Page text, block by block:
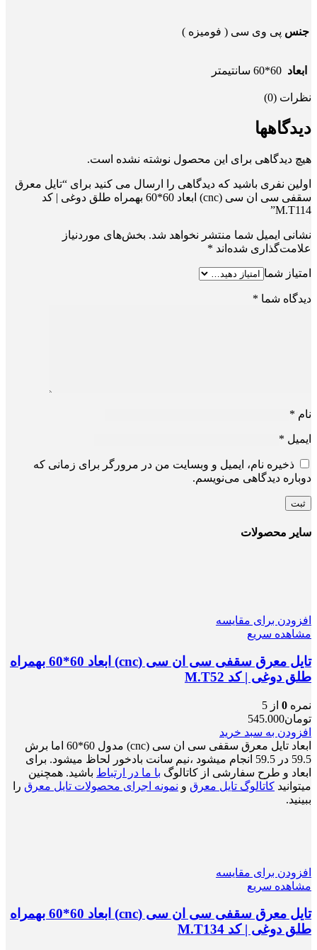
جنس پی وی سی ( فومیزه )
ابعاد 60*60 سانتیمتر
نظرات (0)
دیدگاهها
هیچ دیدگاهی برای این محصول نوشته نشده است.
اولین نفری باشید که دیدگاهی را ارسال می کنید برای “تایل معرق
سقفی سی ان سی (cnc) ابعاد 60*60 بهمراه طلق دوغی | کد
M.T114”
نشانی ایمیل شما منتشر نخواهد شد. بخش‌های موردنیاز
علامت‌گذاری شده‌اند *
امتیاز شما
دیدگاه شما *
نام *
ایمیل *
ذخیره نام، ایمیل و وبسایت من در مرورگر برای زمانی که
دوباره دیدگاهی می‌نویسم.
سایر محصولات
افزودن برای مقایسه
مشاهده سریع
تایل معرق سقفی سی ان سی (cnc) ابعاد 60*60 بهمراه
طلق دوغی | کد M.T52
نمره 0 از 5
تومان545.000
افزودن به سبد خرید
ابعاد تایل معرق سقفی سی ان سی (cnc) مدول 60*60 اما برش
59.5 در 59.5 انجام میشود ،نیم سانت بادخور لحاظ میشود. برای
ابعاد و طرح سفارشی از کاتالوگ با ما در ارتباط باشید. همچنین
میتوانید کاتالوگ تایل معرق و نمونه اجرای محصولات تایل معرق را
ببینید.
افزودن برای مقایسه
مشاهده سریع
تایل معرق سقفی سی ان سی (cnc) ابعاد 60*60 بهمراه
طلق دوغی | کد M.T134